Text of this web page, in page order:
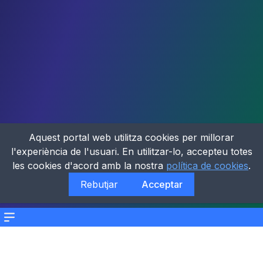
Menu
Aquest portal web utilitza cookies per millorar
l'experiència de l'usuari. En utilitzar-lo, accepteu totes
les cookies d'acord amb la nostra política de cookies.
Rebutjar
Acceptar